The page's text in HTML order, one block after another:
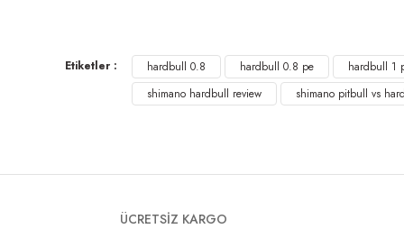
2.950,00 ₺
Etiketler : hardbull 0.8 hardbull 0.8 pe hardbull 1
shimano hardbull review
shimano pitbull vs
ÜCRETSİZ KARGO